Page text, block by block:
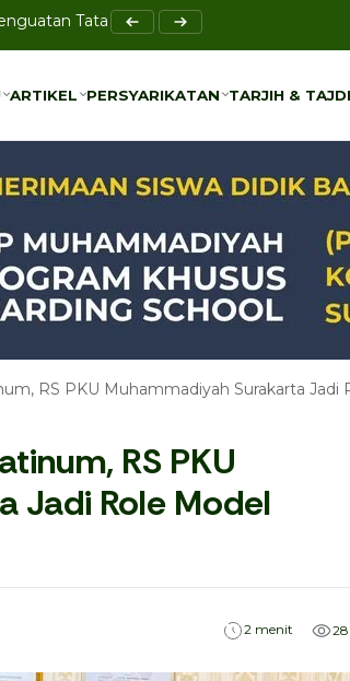
Tata Kelola Bersama UMS
Bi-Rahmah sebagai Solusi Pencegahan
ARTIKEL PERSYARIKATAN TARJIH &
RS PKU Muhammadiyah Surakarta Jadi
RS PKU
Jadi Role Model
2 menit 28